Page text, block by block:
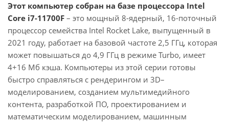
Этот компьютер собран на базе процессора Intel
Core i7-11700F – это мощный 8-ядерный, 16-поточный
процессор семейства Intel Rocket Lake, выпущенный в
2021 году, работает на базовой частоте 2,5 ГГц, которая
может повышаться до 4,9 ГГц в режиме Turbo, имеет
4+16 Мб кэша. Компьютеры из этой серии готовы
быстро справляться с рендерингом и 3D–
моделированием, созданием мультимедийного
контента, разработкой ПО, проектированием и
математическим моделированием, машинным